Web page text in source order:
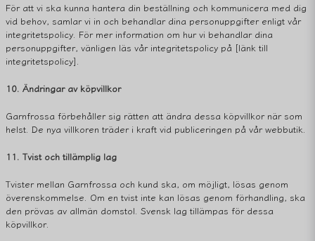
För att vi ska kunna hantera din beställning och kommunicera med dig
vid behov, samlar vi in och behandlar dina personuppgifter enligt vår
integritetspolicy. För mer information om hur vi behandlar dina
personuppgifter, vänligen läs vår integritetspolicy på [länk till
integritetspolicy].
10. Ändringar av köpvillkor
Garnfrossa förbehåller sig rätten att ändra dessa köpvillkor när som
helst. De nya villkoren träder i kraft vid publiceringen på vår webbutik.
11. Tvist och tillämplig lag
Tvister mellan Garnfrossa och kund ska, om möjligt, lösas genom
överenskommelse. Om en tvist inte kan lösas genom förhandling, ska
den prövas av allmän domstol. Svensk lag tillämpas för dessa
köpvillkor.